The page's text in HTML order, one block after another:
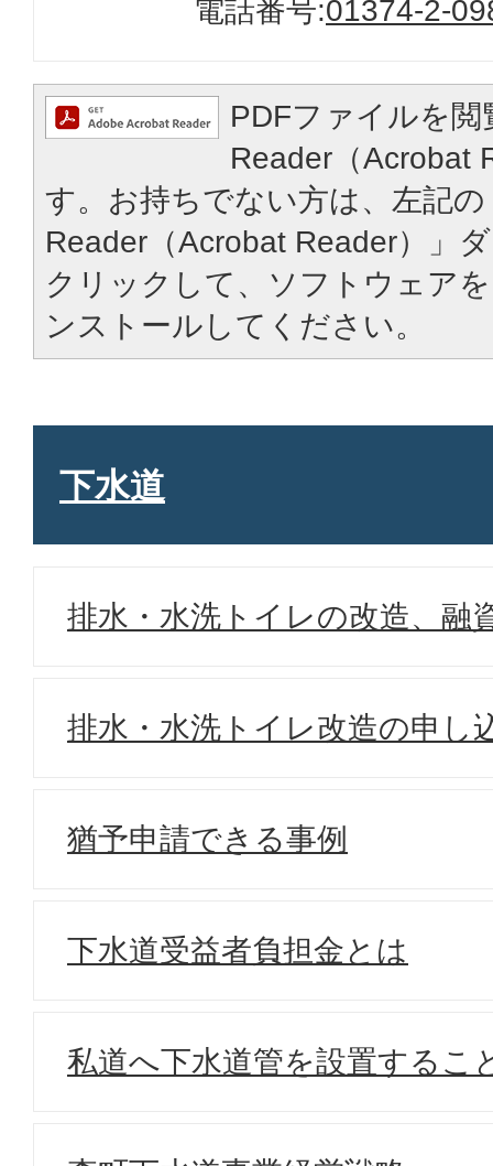
電話番号:01374-2-
PDFファイルを
Reader（Acrobat
す。お持ちでない方は、左記
Reader（Acrobat Reader）」
クリックして、ソフトウェア
ンストールしてください。
下水道
排水・水洗トイレの改造、融
排水・水洗トイレ改造の申し
猶予申請できる事例
下水道受益者負担金とは
私道へ下水道管を設置するこ